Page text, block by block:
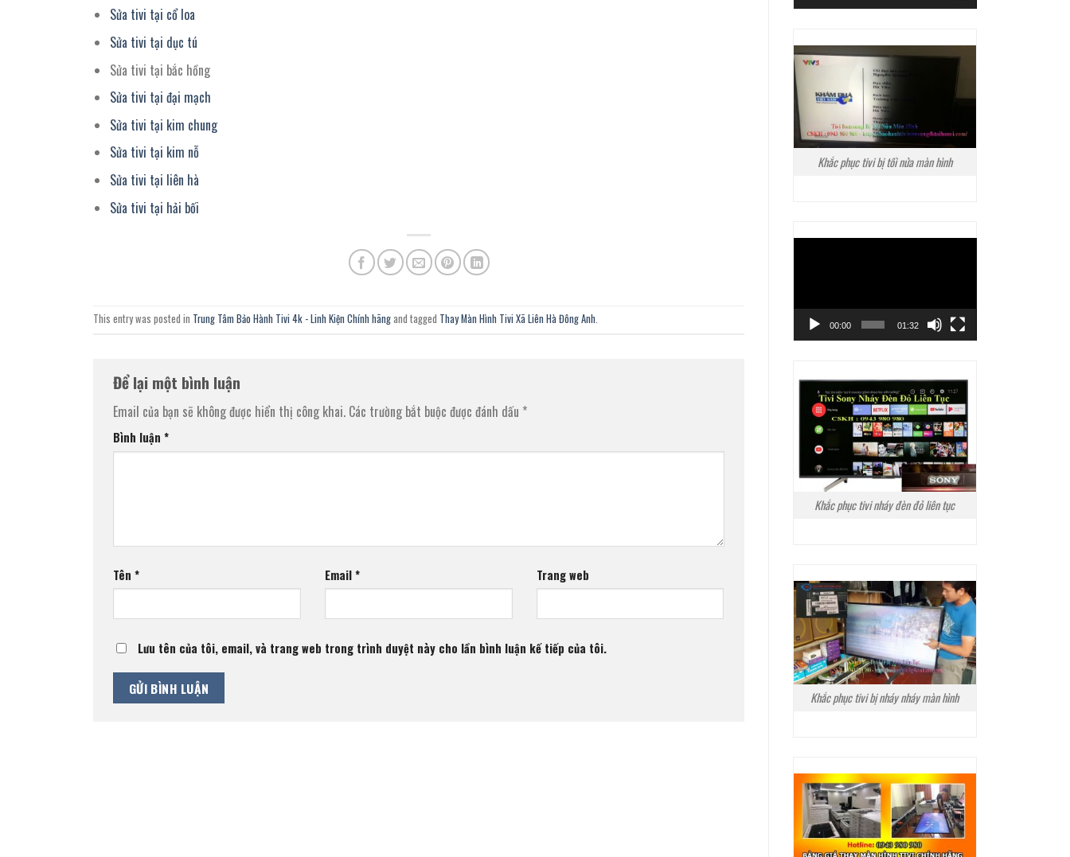
Sửa tivi tại cổ loa
Sửa tivi tại dục tú
Sửa tivi tại bắc hồng
Sửa tivi tại đại mạch
Sửa tivi tại kim chung
Sửa tivi tại kim nỗ
Sửa tivi tại liên hà
Sửa tivi tại hải bối
This entry was posted in Trung Tâm Bảo Hành Tivi 4k - Linh Kiện Chính hãngand tagged Thay Màn Hình Tivi Xã Liên Hà Đông Anh.
Để lại một bình luận
Email của bạn sẽ không được hiển thị công khai. Các trường bắt buộc được đánh dấu *
Bình luận *
Tên * Email* Trang web
Lưu tên của tôi, email, và trang web trong trình duyệt này cho lần bình luận kế tiếp của tôi.
Khắc phục tivi bị tối nửa màn hình
00:00 01:32
Khắc phục tivi nháy đèn đỏ liên tục
Khắc phục tivi bị nháy nháy màn hình